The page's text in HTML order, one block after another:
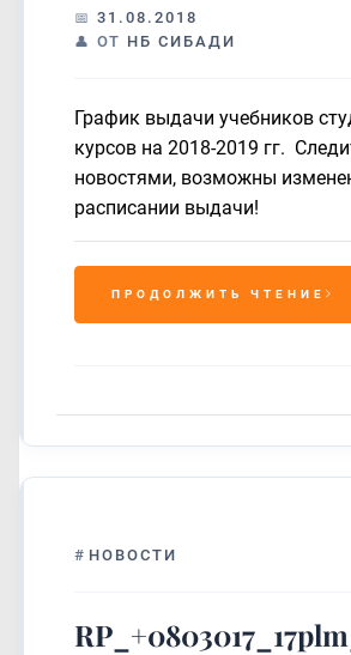
31.08.2018
ОТ НБ СИБАДИ
График выдачи учебников
курсов на 2018-2019 гг.
новостями, возможны
расписании выдачи!
ПРОДОЛЖИТЬ ЧТЕНИЕ
# НОВОСТИ